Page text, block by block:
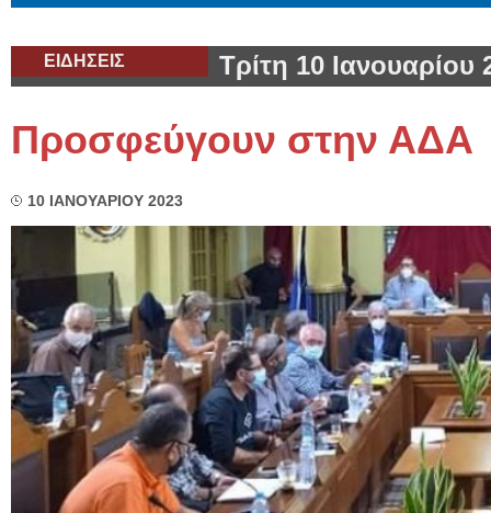
ΕΙΔΗΣΕΙΣ Τρίτη 10 Ιανουαρίου
Προσφεύγουν στην ΑΔΑ
10 ΙΑΝΟΥΑΡΙΟΥ 2023